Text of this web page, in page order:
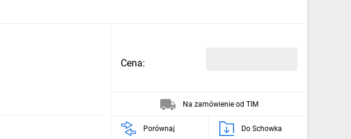
Cena:
Na zamówienie od TIM
Porównaj Do Schowka